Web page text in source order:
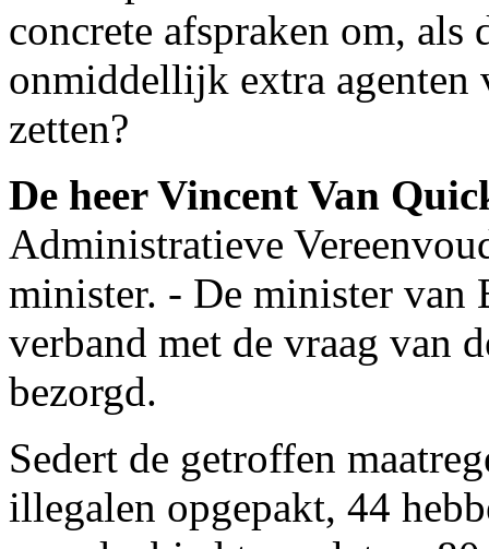
concrete afspraken om,
onmiddellijk extra agenten
zetten?
De heer Vincent Van
Administratieve
minister. - De minister van
verband met de vraag van
bezorgd.
Sedert de getroffen
illegalen opgepakt, 44